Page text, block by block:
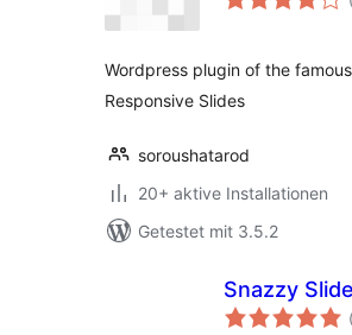
Wordpress plugin of the famous
Responsive Slides
soroushatarod
20+ aktive Installationen
Getestet mit 3.5.2
Snazzy